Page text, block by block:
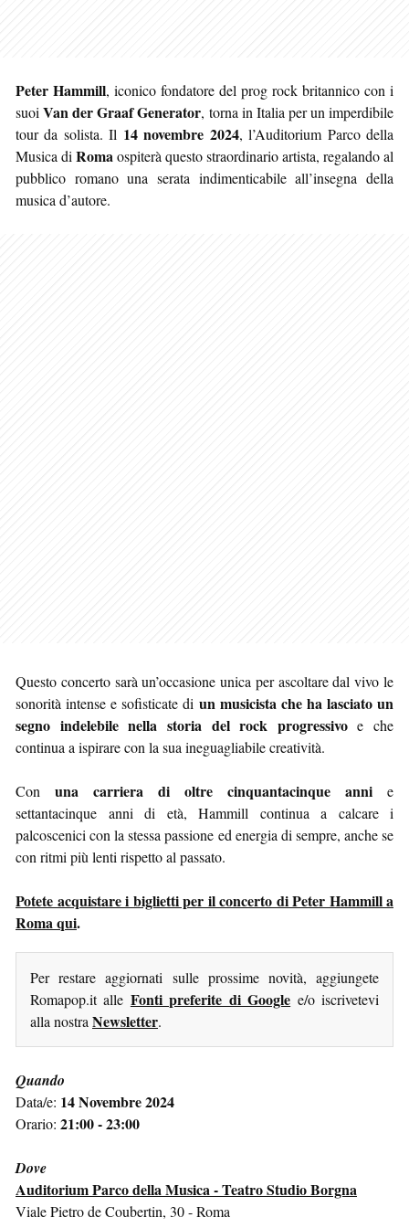
Peter Hammill, iconico fondatore del prog rock britannico con i
suoiVan der Graaf Generator, torna in Italia per un imperdibile
tour da solista. Il 14 novembre 2024, l’Auditorium Parco della
Musica di Romaospiterà questo straordinario artista, regalando al
pubblico romano una serata indimenticabile all’insegna della
musica d’autore.
Questo concerto sarà un’occasione unica per ascoltare dal vivo le
sonorità intense e sofisticate di un musicista che ha lasciato un
segno indelebile nella storia del rock progressivoe che
continua a ispirare con la sua ineguagliabile creatività.
Con una carriera di oltre cinquantacinque anni e
settantacinque anni di età, Hammill continua a calcare i
palcoscenici con la stessa passione ed energia di sempre, anche se
con ritmi più lenti rispetto al passato.
Potete acquistare i biglietti per il concerto di Peter Hammill a
Roma qui.
Per restare aggiornati sulle prossime novità, aggiungete
Romapop.it alle Fonti preferite di Google e/o iscrivetevi
alla nostra Newsletter.
Quando
Data/e: 14 Novembre 2024
Orario: 21:00 - 23:00
Dove
Auditorium Parco della Musica - Teatro Studio Borgna
Viale Pietro de Coubertin, 30 - Roma